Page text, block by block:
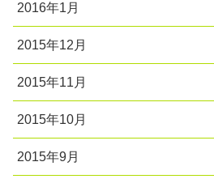
2016年1月
2015年12月
2015年11月
2015年10月
2015年9月